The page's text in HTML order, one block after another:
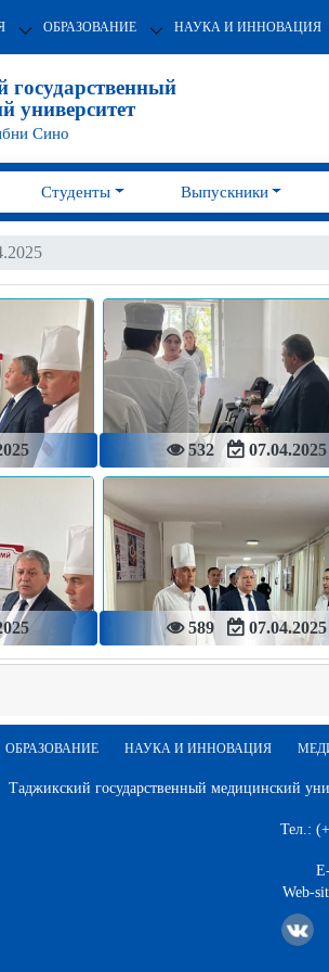
ОБРАЗОВАНИЕ НАУКА И ИННОВАЦИЯ
государственный
университет
Сино
Студенты Выпускники
532 07.04.2025
589 07.04.2025
ОБРАЗОВАНИЕ НАУКА И ИННОВАЦИЯ
Таджикский государственный медицинский
Тел.:
Web-